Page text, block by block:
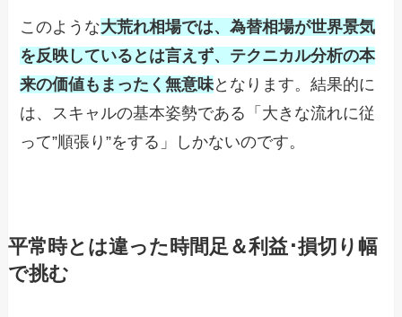
このような大荒れ相場では、為替相場が世界景気
を反映しているとは言えず、テクニカル分析の本
来の価値もまったく無意味となります。結果的に
は、スキャルの基本姿勢である「大きな流れに従
って”順張り”をする」しかないのです。
平常時とは違った時間足＆利益･損切り幅
で挑む